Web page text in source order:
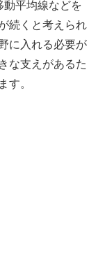
動平均線などを
続くと考えられ
に入れる必要が
な支えがあるた
す。